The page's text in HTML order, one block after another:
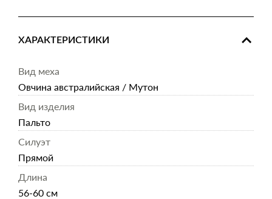
ХАРАКТЕРИСТИКИ
Вид меха
Овчина австралийская / Мутон
Вид изделия
Пальто
Силуэт
Прямой
Длина
56-60 см